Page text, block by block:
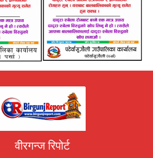
वीरगन्ज रिपोर्ट